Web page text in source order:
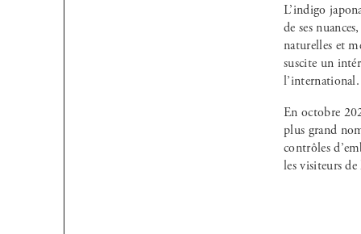
L’indigo
de ses
naturelles et
suscite un
l’international.
En octobre
plus grand
contrôles
les visiteurs